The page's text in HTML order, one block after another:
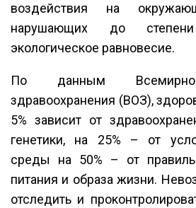
воздействия на
нарушающих до степени
экологическое равновесие.
По данным
здравоохранения (ВОЗ),
5% зависит от
генетики, на 25% – от
среды на 50% – от
питания и образа жизни.
отследить и